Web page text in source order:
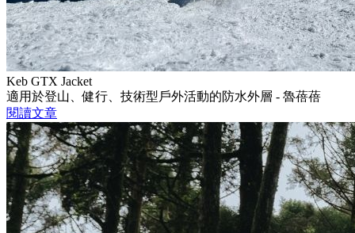
Keb GTX Jacket
適用於登山、健行、技術型戶外活動的防水外層 - 魯蓓蓓
閱讀文章